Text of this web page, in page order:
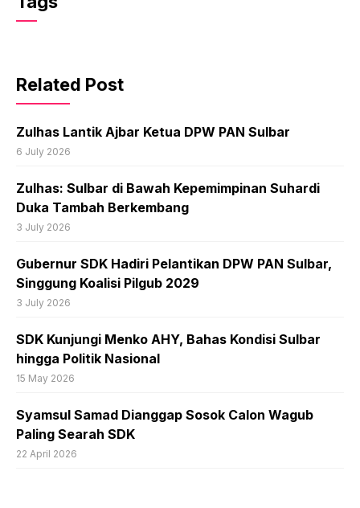
Related Post
Zulhas Lantik Ajbar Ketua DPW PAN Sulbar
6 July 2026
Zulhas: Sulbar di Bawah Kepemimpinan Suhardi
Duka Tambah Berkembang
3 July 2026
Gubernur SDK Hadiri Pelantikan DPW PAN Sulbar,
Singgung Koalisi Pilgub 2029
3 July 2026
SDK Kunjungi Menko AHY, Bahas Kondisi Sulbar
hingga Politik Nasional
15 May 2026
Syamsul Samad Dianggap Sosok Calon Wagub
Paling Searah SDK
22 April 2026